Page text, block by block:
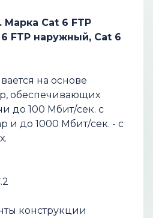
Cat 6 FTP
FTP наружный, Cat 6
на основе
обеспечивающих
до 100 Мбит/сек. с
и до 1000 Мбит/сек. - с
конструкции